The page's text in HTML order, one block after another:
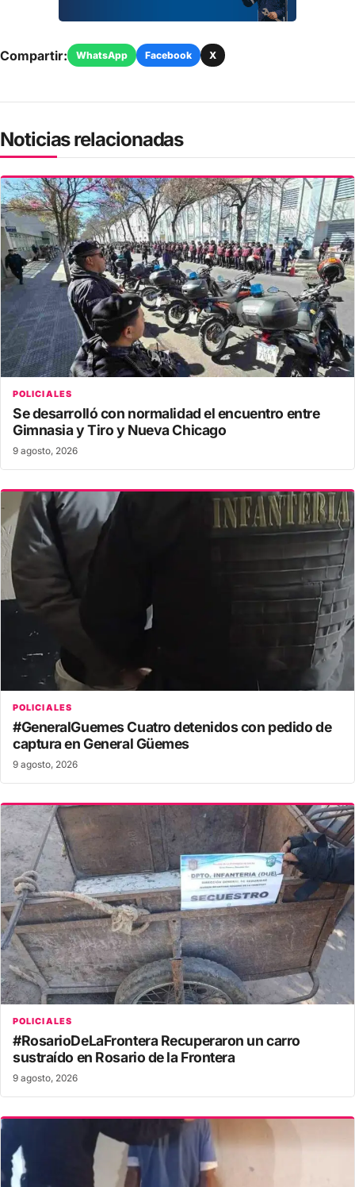
Compartir: WhatsApp Facebook X
Noticias relacionadas
POLICIALES
Se desarrolló con normalidad el encuentro entre
Gimnasia y Tiro y Nueva Chicago
9 agosto, 2026
POLICIALES
#GeneralGuemes Cuatro detenidos con pedido de
captura en General Güemes
9 agosto, 2026
POLICIALES
#RosarioDeLaFrontera Recuperaron un carro
sustraído en Rosario de la Frontera
9 agosto, 2026